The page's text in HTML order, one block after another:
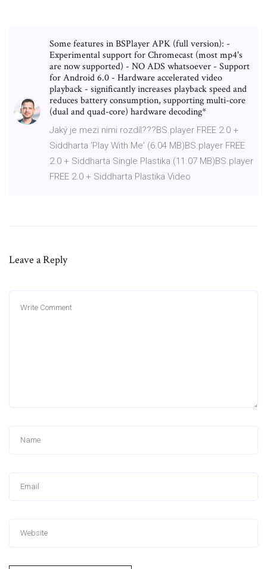
Some features in BSPlayer APK (full version): -
Experimental support for Chromecast (most mp4's
are now supported) - NO ADS whatsoever - Support
for Android 6.0 - Hardware accelerated video
playback - significantly increases playback speed and
reduces battery consumption, supporting multi-core
(dual and quad-core) hardware decoding*
Jaký je mezi nimi rozdíl???BS.player FREE 2.0 +
Siddharta 'Play With Me' (6.04 MB)BS.player FREE
2.0 + Siddharta Single Plastika (11.07 MB)BS.player
FREE 2.0 + Siddharta Plastika Video
Leave a Reply